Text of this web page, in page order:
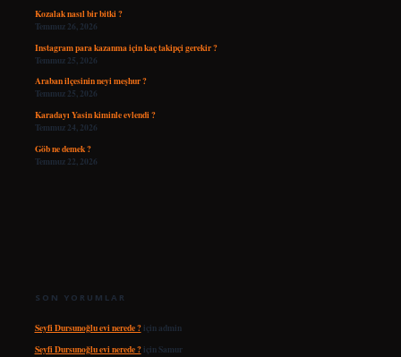
Kozalak nasıl bir bitki ?
Temmuz 26, 2026
Instagram para kazanma için kaç takipçi gerekir ?
Temmuz 25, 2026
Araban ilçesinin neyi meşhur ?
Temmuz 25, 2026
Karadayı Yasin kiminle evlendi ?
Temmuz 24, 2026
Göb ne demek ?
Temmuz 22, 2026
SON YORUMLAR
Seyfi Dursunoğlu evi nerede ?içinadmin
Seyfi Dursunoğlu evi nerede ?içinSamur